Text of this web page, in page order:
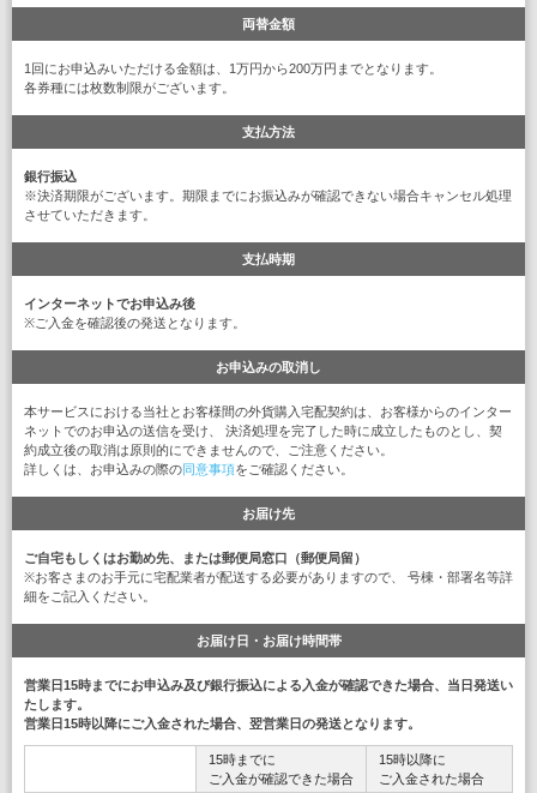
両替金額
1回にお申込みいただける金額は、1万円から200万円までとなります。
各券種には枚数制限がございます。
支払方法
銀行振込
※決済期限がございます。期限までにお振込みが確認できない場合キャンセル処理
させていただきます。
支払時期
インターネットでお申込み後
※ご入金を確認後の発送となります。
お申込みの取消し
本サービスにおける当社とお客様間の外貨購入宅配契約は、お客様からのインター
ネットでのお申込の送信を受け、 決済処理を完了した時に成立したものとし、契
約成立後の取消は原則的にできませんので、ご注意ください。
詳しくは、お申込みの際の同意事項をご確認ください。
お届け先
ご自宅もしくはお勤め先、または郵便局窓口（郵便局留）
※お客さまのお手元に宅配業者が配送する必要がありますので、 号棟・部署名等詳
細をご記入ください。
お届け日・お届け時間帯
営業日15時までにお申込み及び銀行振込による入金が確認できた場合、当日発送い
たします。
営業日15時以降にご入金された場合、翌営業日の発送となります。
15時までに
ご入金が確認できた場合
15時以降に
ご入金された場合